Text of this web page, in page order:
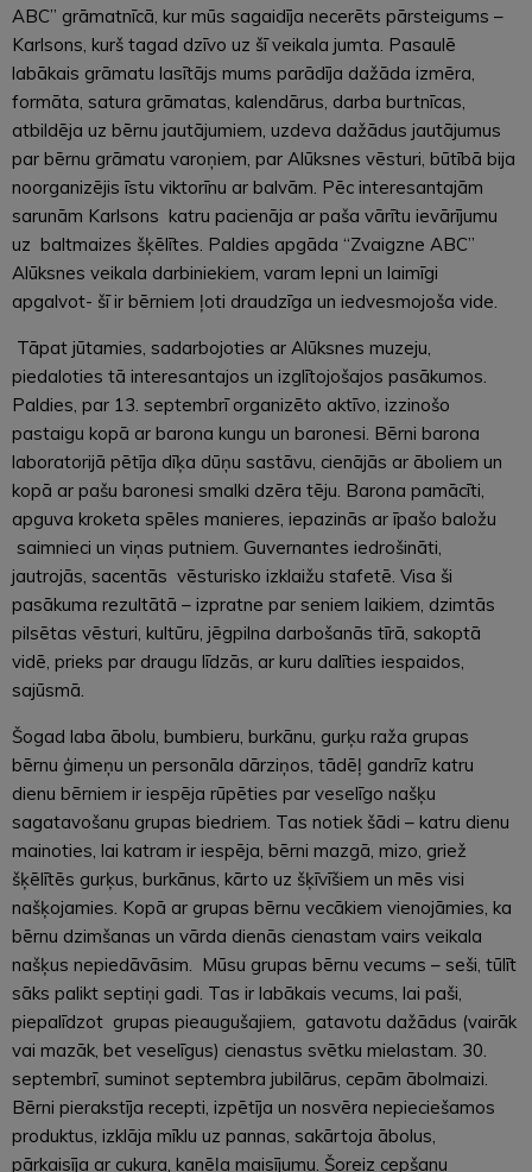
ABC” grāmatnīcā, kur mūs sagaidīja necerēts pārsteigums –
Karlsons, kurš tagad dzīvo uz šī veikala jumta. Pasaulē
labākais grāmatu lasītājs mums parādīja dažāda izmēra,
formāta, satura grāmatas, kalendārus, darba burtnīcas,
atbildēja uz bērnu jautājumiem, uzdeva dažādus jautājumus
par bērnu grāmatu varoņiem, par Alūksnes vēsturi, būtībā bija
noorganizējis īstu viktorīnu ar balvām. Pēc interesantajām
sarunām Karlsons katru pacienāja ar paša vārītu ievārījumu
uz baltmaizes šķēlītes. Paldies apgāda “Zvaigzne ABC”
Alūksnes veikala darbiniekiem, varam lepni un laimīgi
apgalvot- šī ir bērniem ļoti draudzīga un iedvesmojoša vide.
Tāpat jūtamies, sadarbojoties ar Alūksnes muzeju,
piedaloties tā interesantajos un izglītojošajos pasākumos.
Paldies, par 13. septembrī organizēto aktīvo, izzinošo
pastaigu kopā ar barona kungu un baronesi. Bērni barona
laboratorijā pētīja dīķa dūņu sastāvu, cienājās ar āboliem un
kopā ar pašu baronesi smalki dzēra tēju. Barona pamācīti,
apguva kroketa spēles manieres, iepazinās ar īpašo baložu
saimnieci un viņas putniem. Guvernantes iedrošināti,
jautrojās, sacentās vēsturisko izklaižu stafetē. Visa ši
pasākuma rezultātā – izpratne par seniem laikiem, dzimtās
pilsētas vēsturi, kultūru, jēgpilna darbošanās tīrā, sakoptā
vidē, prieks par draugu līdzās, ar kuru dalīties iespaidos,
sajūsmā.
Šogad laba ābolu, bumbieru, burkānu, gurķu raža grupas
bērnu ģimeņu un personāla dārziņos, tādēļ gandrīz katru
dienu bērniem ir iespēja rūpēties par veselīgo našķu
sagatavošanu grupas biedriem. Tas notiek šādi – katru dienu
mainoties, lai katram ir iespēja, bērni mazgā, mizo, griež
šķēlītēs gurķus, burkānus, kārto uz šķīvīšiem un mēs visi
našķojamies. Kopā ar grupas bērnu vecākiem vienojāmies, ka
bērnu dzimšanas un vārda dienās cienastam vairs veikala
našķus nepiedāvāsim. Mūsu grupas bērnu vecums – seši, tūlīt
sāks palikt septiņi gadi. Tas ir labākais vecums, lai paši,
piepalīdzot grupas pieaugušajiem, gatavotu dažādus (vairāk
vai mazāk, bet veselīgus) cienastus svētku mielastam. 30.
septembrī, suminot septembra jubilārus, cepām ābolmaizi.
Bērni pierakstīja recepti, izpētīja un nosvēra nepieciešamos
produktus, izklāja mīklu uz pannas, sakārtoja ābolus,
pārkaisīja ar cukura, kanēļa maisījumu. Šoreiz cepšanu